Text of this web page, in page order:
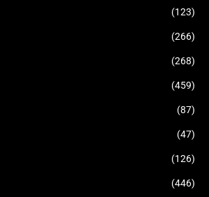
(123)
(266)
(268)
(459)
(87)
(47)
(126)
(446)